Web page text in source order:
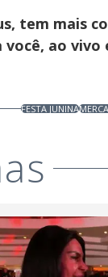
tem mais
você, ao
FESTA JUNINA